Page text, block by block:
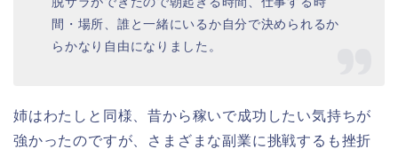
間・場所、誰と一緒にいるか自分で決められるか
らかなり自由になりました。
姉はわたしと同様、昔から稼いで成功したい気持ちが
強かったのですが、さまざまな副業に挑戦するも挫折